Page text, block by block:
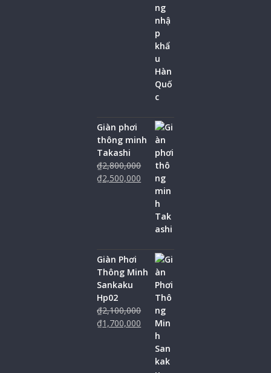
Giàn phơi
thông minh
Takashi
₫2,800,000
₫2,500,000
Giàn Phơi
Thông Minh
Sankaku
Hp02
₫2,100,000
₫1,700,000